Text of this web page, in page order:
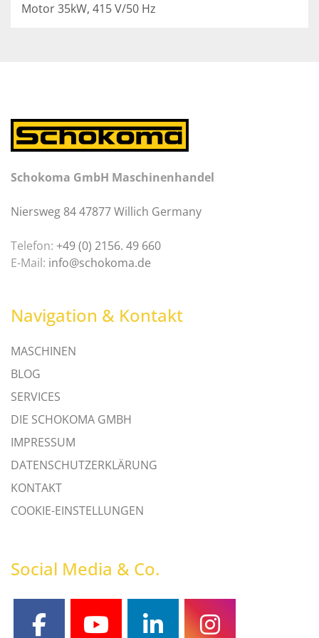
Motor 35kW, 415 V/50 Hz
Schokoma GmbH Maschinenhandel
Niersweg 84 47877 Willich Germany
Telefon: +49 (0) 2156. 49 660
E-Mail: info@schokoma.de
Navigation & Kontakt
MASCHINEN
BLOG
SERVICES
DIE SCHOKOMA GMBH
IMPRESSUM
DATENSCHUTZERKLÄRUNG
KONTAKT
COOKIE-EINSTELLUNGEN
Social Media & Co.